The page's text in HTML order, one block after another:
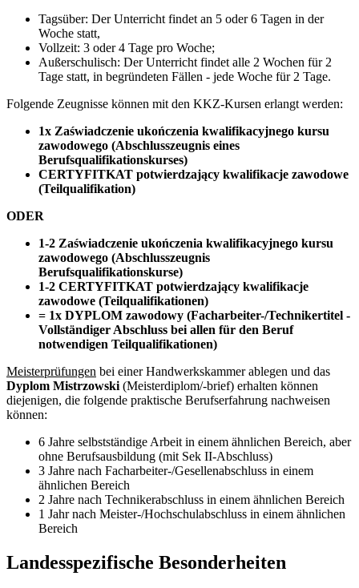
Tagsüber: Der Unterricht findet an 5 oder 6 Tagen in der
Woche statt,
Vollzeit: 3 oder 4 Tage pro Woche;
Außerschulisch: Der Unterricht findet alle 2 Wochen für 2
Tage statt, in begründeten Fällen - jede Woche für 2 Tage.
Folgende Zeugnisse können mit den KKZ-Kursen erlangt werden:
1x Zaświadczenie ukończenia kwalifikacyjnego kursu
zawodowego (Abschlusszeugnis eines
Berufsqualifikationskurses)
CERTYFITKAT potwierdzający kwalifikacje zawodowe
(Teilqualifikation)
ODER
1-2 Zaświadczenie ukończenia kwalifikacyjnego kursu
zawodowego (Abschlusszeugnis
Berufsqualifikationskurse)
1-2 CERTYFITKAT potwierdzający kwalifikacje
zawodowe (Teilqualifikationen)
= 1x DYPLOM zawodowy (Facharbeiter-/Technikertitel -
Vollständiger Abschluss bei allen für den Beruf
notwendigen Teilqualifikationen)
Meisterprüfungen bei einer Handwerkskammer ablegen und das
Dyplom Mistrzowski (Meisterdiplom/-brief) erhalten können
diejenigen, die folgende praktische Berufserfahrung nachweisen
können:
6 Jahre selbstständige Arbeit in einem ähnlichen Bereich, aber
ohne Berufsausbildung (mit Sek II-Abschluss)
3 Jahre nach Facharbeiter-/Gesellenabschluss in einem
ähnlichen Bereich
2 Jahre nach Technikerabschluss in einem ähnlichen Bereich
1 Jahr nach Meister-/Hochschulabschluss in einem ähnlichen
Bereich
Landesspezifische Besonderheiten